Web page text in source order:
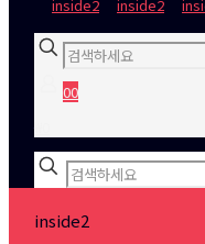
00
inside2